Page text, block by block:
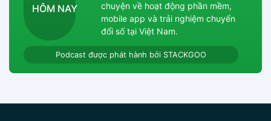
HÔM NAY
chuyện về hoạt động phần mềm,
mobile app và trải nghiệm chuyển
đổi số tại Việt Nam.
Podcast được phát hành bởi STACKGOO
Messenger